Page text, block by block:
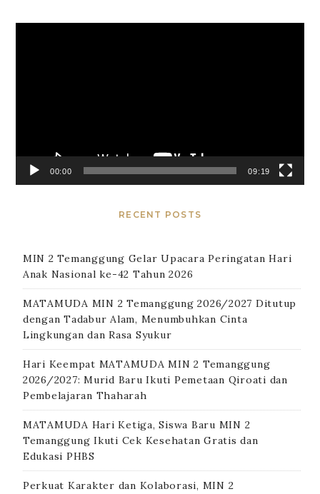
00:00 09:19
RECENT POSTS
MIN 2 Temanggung Gelar Upacara Peringatan Hari
Anak Nasional ke-42 Tahun 2026
MATAMUDA MIN 2 Temanggung 2026/2027 Ditutup
dengan Tadabur Alam, Menumbuhkan Cinta
Lingkungan dan Rasa Syukur
Hari Keempat MATAMUDA MIN 2 Temanggung
2026/2027: Murid Baru Ikuti Pemetaan Qiroati dan
Pembelajaran Thaharah
MATAMUDA Hari Ketiga, Siswa Baru MIN 2
Temanggung Ikuti Cek Kesehatan Gratis dan
Edukasi PHBS
Perkuat Karakter dan Kolaborasi, MIN 2